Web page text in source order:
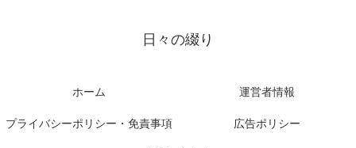
日々の綴り
ホーム 運営者情報
プライバシーポリシー・免責事項 広告ポリシー